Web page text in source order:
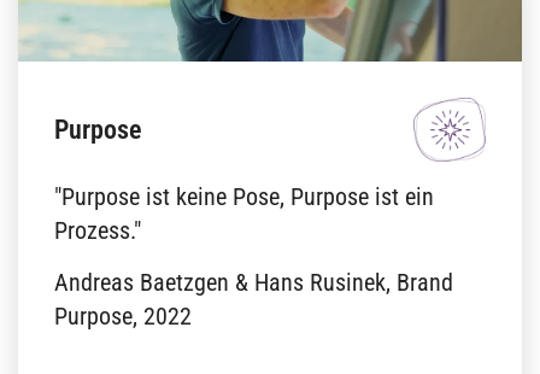
Purpose
"Purpose ist keine Pose, Purpose ist ein
Prozess."
Andreas Baetzgen & Hans Rusinek, Brand
Purpose, 2022